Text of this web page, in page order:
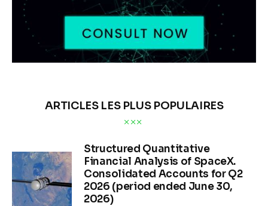
ARTICLES LES PLUS POPULAIRES
Structured Quantitative
Financial Analysis of SpaceX.
Consolidated Accounts for Q2
2026 (period ended June 30,
2026)